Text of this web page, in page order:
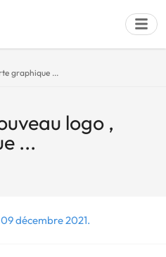
graphique ...
logo ,
...
décembre 2021.